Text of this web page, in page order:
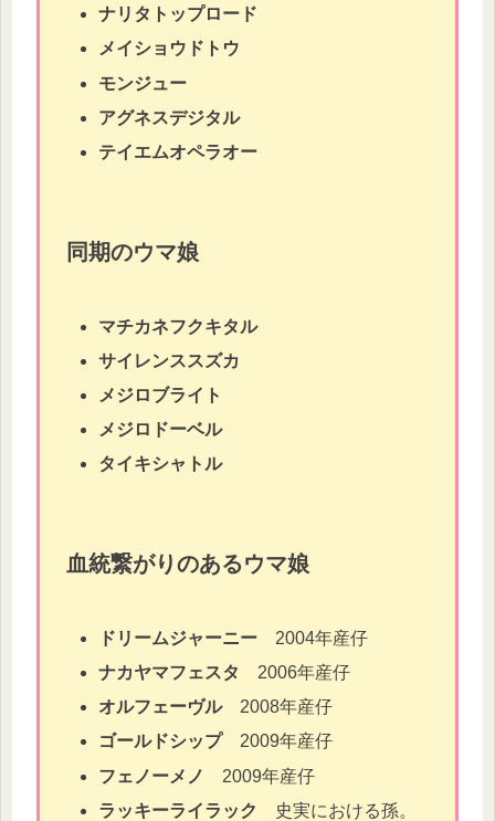
ナリタトップロード
メイショウドトウ
モンジュー
アグネスデジタル
テイエムオペラオー
同期のウマ娘
マチカネフクキタル
サイレンススズカ
メジロブライト
メジロドーベル
タイキシャトル
血統繋がりのあるウマ娘
ドリームジャーニー 2004年産仔
ナカヤマフェスタ
2006年産仔
オルフェーヴル2008年産仔
ゴールドシップ2009年産仔
フェノーメノ
2009年産仔
ラッキーライラック
史実における孫。